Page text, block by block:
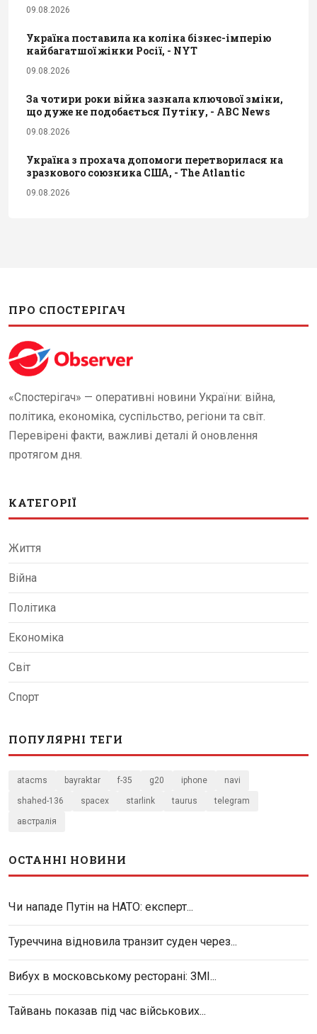
09.08.2026
Україна поставила на коліна бізнес-імперію
найбагатшої жінки Росії, - NYT
09.08.2026
За чотири роки війна зазнала ключової зміни,
що дуже не подобається Путіну, - ABC News
09.08.2026
Україна з прохача допомоги перетворилася на
зразкового союзника США, - The Atlantic
09.08.2026
ПРО СПОСТЕРІГАЧ
«Спостерігач» — оперативні новини України: війна,
політика, економіка, суспільство, регіони та світ.
Перевірені факти, важливі деталі й оновлення
протягом дня.
КАТЕГОРІЇ
Життя
Війна
Політика
Економіка
Світ
Спорт
ПОПУЛЯРНІ ТЕГИ
atacms bayraktar f-35 g20 iphone navi
shahed-136 spacex starlink taurus telegram
австралія
ОСТАННІ НОВИНИ
Чи нападе Путін на НАТО: експерт...
Туреччина відновила транзит суден через...
Вибух в московському ресторані: ЗМІ...
Тайвань показав під час військових...